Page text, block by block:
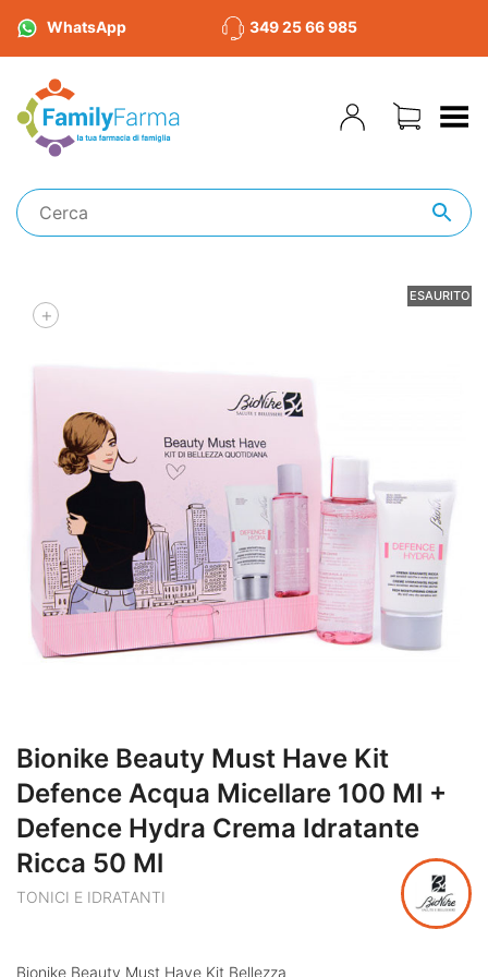
WhatsApp 349 25 66 985
Toggle Menu
ESAURITO
+
Bionike Beauty Must Have Kit
Defence Acqua Micellare 100 Ml +
Defence Hydra Crema Idratante
Ricca 50 Ml
TONICI E IDRATANTI
Bionike Beauty Must Have Kit Bellezza